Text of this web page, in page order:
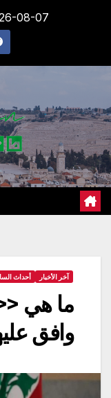
08-07
آخر الأخبار أحداث
ما هي
وافق